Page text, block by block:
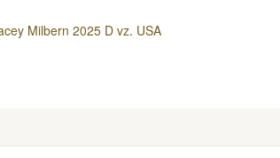
Milbern 2025 D vz. USA